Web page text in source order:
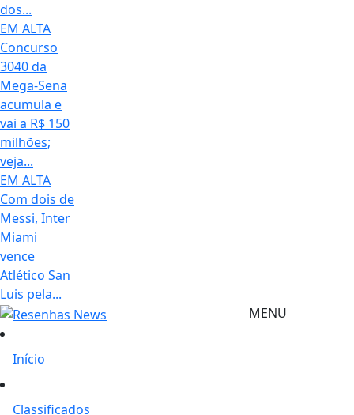
dos...
EM ALTA
Concurso
3040 da
Mega-Sena
acumula e
vai a R$ 150
milhões;
veja...
EM ALTA
Com dois de
Messi, Inter
Miami
vence
Atlético San
Luis pela...
MENU
Início
Classificados